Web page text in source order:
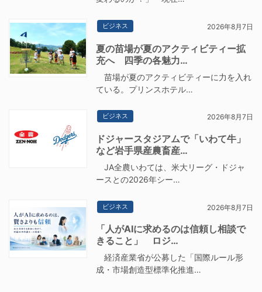
ビジネス 2026年8月7日
夏の苗場が夏のアクティビティー拡
充へ 四季の各魅力…
苗場が夏のアクティビティーに力を入れ
ている。プリンスホテル…
ビジネス 2026年8月7日
ドジャースタジアムで「いわて牛」
など岩手県産農畜産…
JA全農いわては、米大リーグ・ドジャ
ースとの2026年シー…
ビジネス 2026年8月7日
「人がAIに求めるのは信頼し相談で
きること」 ロジ…
経済産業省が公募した「国際ルール形
成・市場創造型標準化推進…